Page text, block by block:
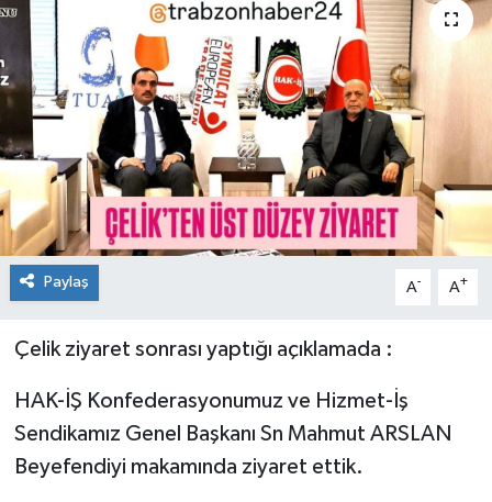
Paylaş A- A+
Çelik ziyaret sonrası yaptığı açıklamada :
HAK-İŞ Konfederasyonumuz ve Hizmet-İş
Sendikamız Genel Başkanı Sn Mahmut ARSLAN
Beyefendiyi makamında ziyaret ettik.